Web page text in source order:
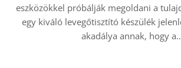
eszközökkel próbálják megoldani a
egy kiváló levegőtisztító készülék
akadálya annak, hogy